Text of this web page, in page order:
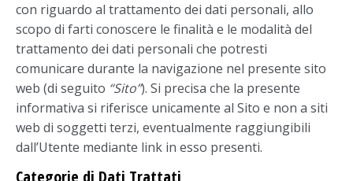
con riguardo al trattamento dei dati personali, allo
scopo di farti conoscere le finalità e le modalità del
trattamento dei dati personali che potresti
comunicare durante la navigazione nel presente sito
web (di seguito “Sito”). Si precisa che la presente
informativa si riferisce unicamente al Sito e non a siti
web di soggetti terzi, eventualmente raggiungibili
dall’Utente mediante link in esso presenti.
Categorie di Dati Trattati